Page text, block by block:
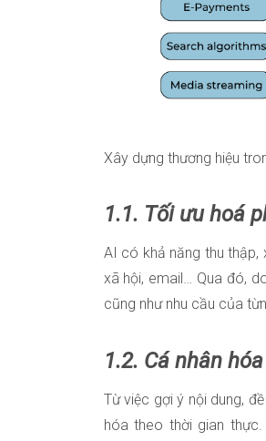
Xây dựng thương hiệu
1.1. Tối ưu hoá
AI có khả năng thu thập,
xã hội, email… Qua đó,
cũng như nhu cầu của
1.2. Cá nhân
Từ việc gợi ý nội dung,
hóa theo thời gian